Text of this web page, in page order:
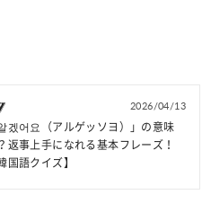
2026/04/13
알겠어요（アルゲッソヨ）」の意味
返事上手になれる基本フレーズ！
国語クイズ】